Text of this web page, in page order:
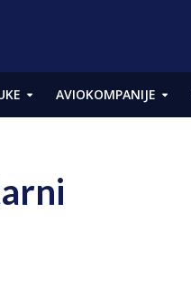
AVIOKOMPANIJE